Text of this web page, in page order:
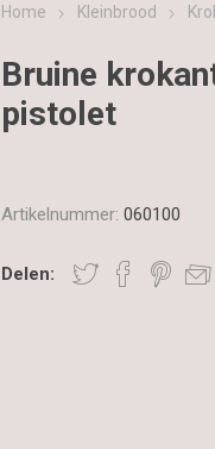
Home Kleinbrood
Bruine
pistolet
Artikelnummer: 060100
Delen: